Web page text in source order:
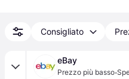
Consigliato
eBay
Prezzo più basso·